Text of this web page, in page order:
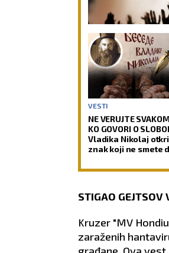
VESTI
NE VERUJTE
KO GOVORI O
Vladika Nikolaj
znak koji ne smete
STIGAO GEJTSOV
Kruzer "MV
zaraženih